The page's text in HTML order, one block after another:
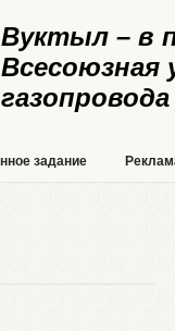
Вуктыл – в
Всесоюзная
задание